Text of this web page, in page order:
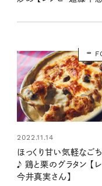
2022.11.14
ほっくり甘い気軽なご
♪ 鶏と栗のグラタン 【レ
今井真実さん】